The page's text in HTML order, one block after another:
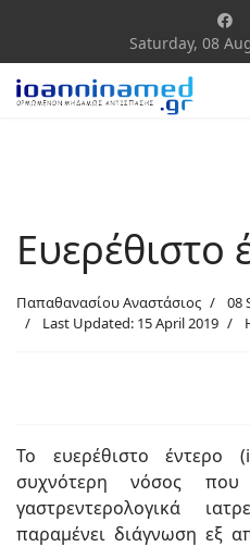
Saturday, 08
Ευερέθιστο
Παπαθανασίου Αναστάσιος
08
Last Updated: 15 April 2019
Το ευερέθιστο έντερο
συχνότερη νόσος
γαστρεντερολογικά
παραμένει διάγνωση εξ